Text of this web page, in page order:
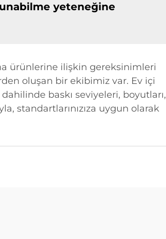
yeteneğine
ürünlerine ilişkin gereksinimleri
oluşan bir ekibimiz var. Ev içi
baskı seviyeleri, boyutları,
standartlarınızıza uygun olarak